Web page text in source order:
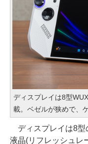
ディスプレイは8型
載。ベゼルが狭めで、
ディスプレイは8型
液晶(リフレッシュレ